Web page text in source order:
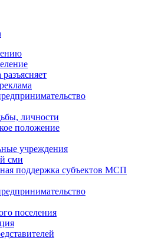
личности
положение
учреждения
сми
поддержка субъектов МСП
поселения